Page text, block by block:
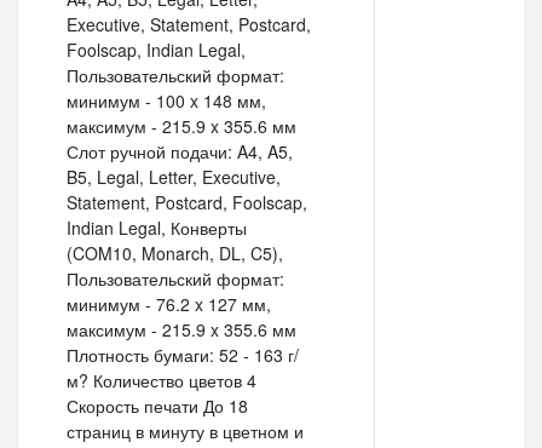
Executive, Statement, Postcard,
Foolscap, Indian Legal,
Пользовательский формат:
минимум - 100 x 148 мм,
максимум - 215.9 x 355.6 мм
Слот ручной подачи: A4, A5,
B5, Legal, Letter, Executive,
Statement, Postcard, Foolscap,
Indian Legal, Конверты
(COM10, Monarch, DL, C5),
Пользовательский формат:
минимум - 76.2 x 127 мм,
максимум - 215.9 x 355.6 мм
Плотность бумаги: 52 - 163 г/
м? Количество цветов 4
Скорость печати До 18
страниц в минуту в цветном и